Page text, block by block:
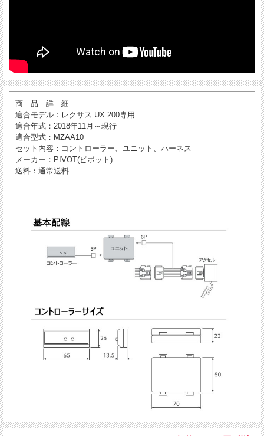
商 品 詳 細
適合モデル ：レクサス UX 200専用
適合年式 ：2018年11月～現行
適合型式 ：MZAA10
セット内容 ：コントローラー、ユニット、ハーネス
メーカー ：PIVOT(ピボット)
送料 ：通常送料